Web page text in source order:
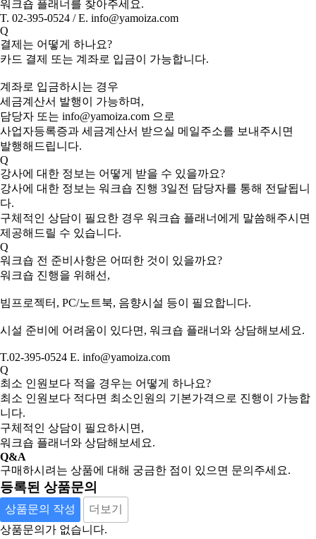
워크숍 플래너를 찾아주세요.
T. 02-395-0524 / E. info@yamoiza.com
Q
결제는 어떻게 하나요?
카드 결제 또는 계좌로 입금이 가능합니다.
계좌로 입금하시는 경우
세금계산서 발행이 가능하며,
담당자 또는 info@yamoiza.com 으로
사업자등록증과 세금계산서 받으실 메일주소를 보내주시면
발행해드립니다.
Q
강사에 대한 정보는 어떻게 받을 수 있을까요?
강사에 대한 정보는 워크숍 진행 3일전 담당자를 통해 전달됩니
다.
구체적인 상담이 필요한 경우 워크숍 플래너에게 말씀해주시면
제공해드릴 수 있습니다.
Q
워크숍 전 준비사항은 어떠한 것이 있을까요?
워크숍 진행을 위해선,
빔프로젝터, PC/노트북, 음향시설 등이 필요합니다.
시설 준비에 어려움이 있다면, 워크숍 플래너와 상담해보세요.
T.02-395-0524 E. info@yamoiza.com
Q
최소 인원보다 적을 경우는 어떻게 하나요?
최소 인원보다 적다면 최소인원의 기본가격으로 진행이 가능합
니다.
구체적인 상담이 필요하시면,
워크숍 플래너와 상담해보세요.
Q&A
구매하시려는 상품에 대해 궁금한 점이 있으면 문의주세요.
등록된 상품문의
상품문의 작성
더보기
상품문의가 없습니다.